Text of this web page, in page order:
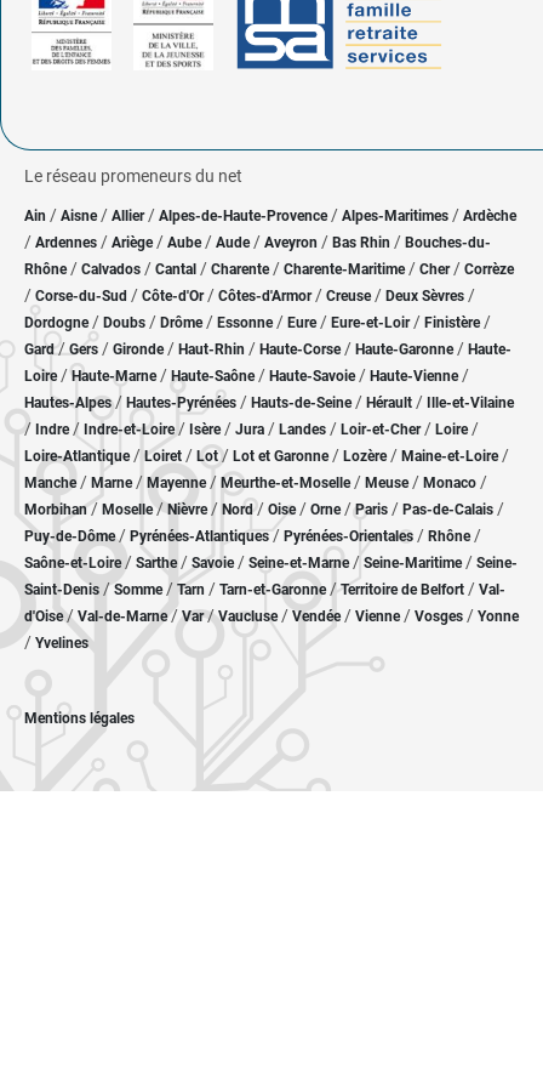
Le réseau promeneurs du net
Ain / Aisne/ Allier/ Alpes-de-Haute-Provence / Alpes-Maritimes / Ardèche
/ Ardennes / Ariège/ Aube/ Aude / Aveyron / Bas Rhin / Bouches-du-
Rhône/ Calvados / Cantal / Charente / Charente-Maritime/ Cher / Corrèze
/ Corse-du-Sud / Côte-d'Or / Côtes-d'Armor/ Creuse/ Deux Sèvres /
Dordogne/ Doubs / Drôme/ Essonne / Eure/ Eure-et-Loir / Finistère/
Gard/Gers / Gironde/ Haut-Rhin / Haute-Corse/ Haute-Garonne/ Haute-
Loire/Haute-Marne/ Haute-Saône/ Haute-Savoie/ Haute-Vienne/
Hautes-Alpes/ Hautes-Pyrénées / Hauts-de-Seine/ Hérault / Ille-et-Vilaine
/ Indre/ Indre-et-Loire/ Isère/ Jura / Landes / Loir-et-Cher/ Loire/
Loire-Atlantique/ Loiret / Lot/ Lot et Garonne/ Lozère / Maine-et-Loire/
Manche/ Marne/ Mayenne/ Meurthe-et-Moselle/ Meuse/ Monaco /
Morbihan/ Moselle/ Nièvre / Nord/ Oise / Orne/Paris / Pas-de-Calais /
Puy-de-Dôme/ Pyrénées-Atlantiques / Pyrénées-Orientales / Rhône/
Saône-et-Loire/ Sarthe/ Savoie/ Seine-et-Marne/ Seine-Maritime/ Seine-
Saint-Denis /Somme/ Tarn / Tarn-et-Garonne/Territoire de Belfort / Val-
d'Oise/ Val-de-Marne/Var/Vaucluse/ Vendée/ Vienne/ Vosges / Yonne
/ Yvelines
Mentions légales